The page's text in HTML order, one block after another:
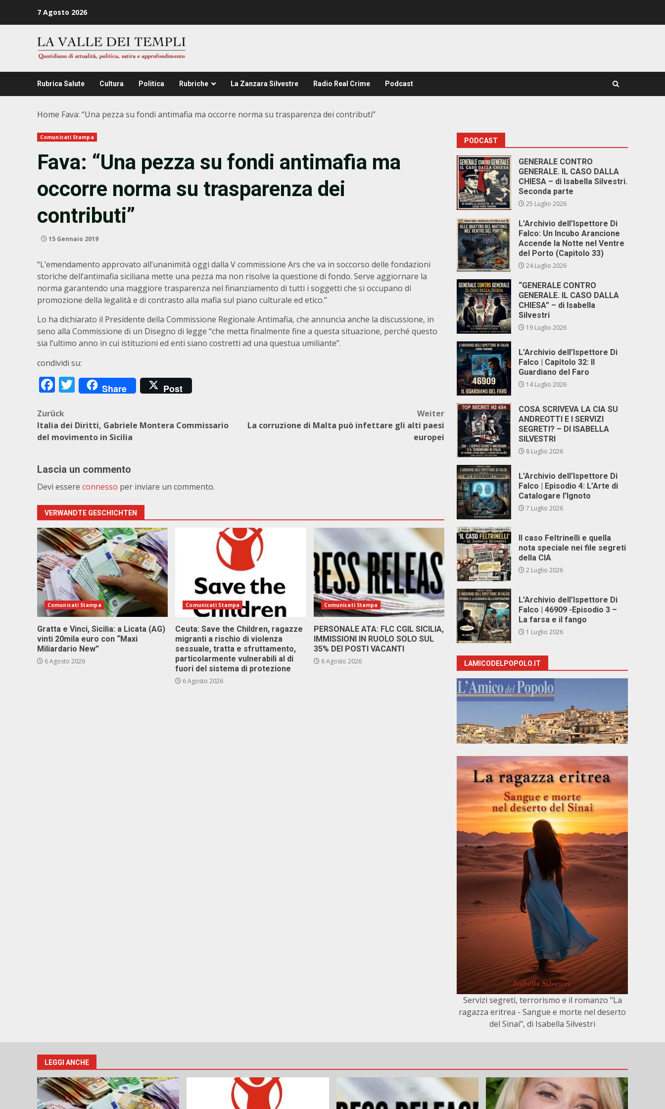
7 Agosto 2026
Rubrica Salute Cultura Politica Rubriche La Zanzara Silvestre Radio Real Crime Podcast
Home Fava: “Una pezza su fondi antimafia ma occorre norma su trasparenza dei contributi”
Comunicati Stampa
Fava: “Una pezza su fondi antimafia ma
occorre norma su trasparenza dei
contributi”
15 Gennaio 2019
“L’emendamento approvato all’unanimità oggi dalla V commissione Ars che va in soccorso delle fondazioni
storiche dell’antimafia siciliana mette una pezza ma non risolve la questione di fondo. Serve aggiornare la
norma garantendo una maggiore trasparenza nel finanziamento di tutti i soggetti che si occupano di
promozione della legalità e di contrasto alla mafia sul piano culturale ed etico.”
Lo ha dichiarato il Presidente della Commissione Regionale Antimafia, che annuncia anche la discussione, in
seno alla Commissione di un Disegno di legge “che metta finalmente fine a questa situazione, perché questo
sia l’ultimo anno in cui istituzioni ed enti siano costretti ad una questua umiliante”.
condividi su:
Facebook
Twitter
Share Post
Beitragsnavigation
Zurück
Italia dei Diritti, Gabriele Montera Commissario
del movimento in Sicilia
Weiter
La corruzione di Malta può infettare gli alti paesi
europei
Lascia un commento
Devi essere connesso per inviare un commento.
VERWANDTE GESCHICHTEN
Comunicati Stampa
Gratta e Vinci, Sicilia: a Licata (AG)
vinti 20mila euro con “Maxi
Miliardario New”
6 Agosto 2026
Comunicati Stampa
Ceuta: Save the Children, ragazze
migranti a rischio di violenza
sessuale, tratta e sfruttamento,
particolarmente vulnerabili al di
fuori del sistema di protezione
6 Agosto 2026
Comunicati Stampa
PERSONALE ATA: FLC CGIL SICILIA,
IMMISSIONI IN RUOLO SOLO SUL
35% DEI POSTI VACANTI
6 Agosto 2026
PODCAST
GENERALE CONTRO
GENERALE. IL CASO DALLA
CHIESA – di Isabella Silvestri.
Seconda parte
25 Luglio 2026
L’Archivio dell’Ispettore Di
Falco: Un Incubo Arancione
Accende la Notte nel Ventre
del Porto (Capitolo 33)
24 Luglio 2026
“GENERALE CONTRO
GENERALE. IL CASO DALLA
CHIESA” – di Isabella
Silvestri
19 Luglio 2026
L’Archivio dell’Ispettore Di
Falco | Capitolo 32: Il
Guardiano del Faro
14 Luglio 2026
COSA SCRIVEVA LA CIA SU
ANDREOTTI E I SERVIZI
SEGRETI? – DI ISABELLA
SILVESTRI
8 Luglio 2026
L’Archivio dell’Ispettore Di
Falco | Episodio 4: L’Arte di
Catalogare l’Ignoto
7 Luglio 2026
Il caso Feltrinelli e quella
nota speciale nei file segreti
della CIA
2 Luglio 2026
L’Archivio dell’Ispettore Di
Falco | 46909 -Episodio 3 –
La farsa e il fango
1 Luglio 2026
LAMICODELPOPOLO.IT
Servizi segreti, terrorismo e il romanzo "La
ragazza eritrea - Sangue e morte nel deserto
del Sinai", di Isabella Silvestri
LEGGI ANCHE